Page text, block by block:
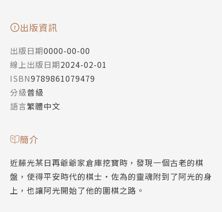
出版資訊
出版日期0000-00-00
線上出版日期2024-02-01
ISBN9789861079479
分級普級
語言繁體中文
簡介
近藤光某日再爺爺家倉庫挖寶時，發現一個古老的棋
盤，使得平安時代的棋士‧佐為的靈魂附到了阿光的身
上，也讓阿光開始了他的圍棋之路。